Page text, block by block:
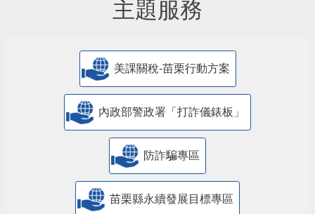
美課關稅-苗栗行動方案
內政部警政署「打詐儀錶板」
防詐騙專區